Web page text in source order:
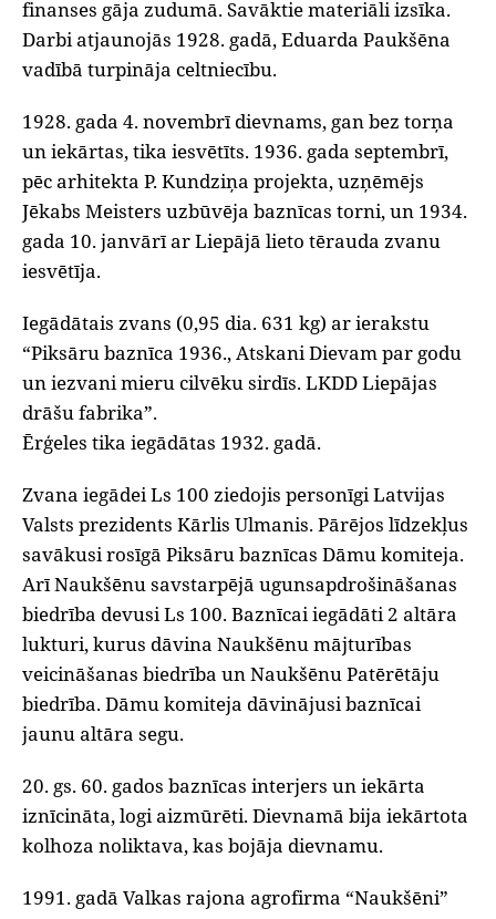
finanses gāja zudumā. Savāktie materiāli izsīka.
Darbi atjaunojās 1928. gadā, Eduarda Paukšēna
vadībā turpināja celtniecību.
1928. gada 4. novembrī dievnams, gan bez torņa
un iekārtas, tika iesvētīts. 1936. gada septembrī,
pēc arhitekta P. Kundziņa projekta, uzņēmējs
Jēkabs Meisters uzbūvēja baznīcas torni, un 1934.
gada 10. janvārī ar Liepājā lieto tērauda zvanu
iesvētīja.
Iegādātais zvans (0,95 dia. 631 kg) ar ierakstu
“Piksāru baznīca 1936., Atskani Dievam par godu
un iezvani mieru cilvēku sirdīs. LKDD Liepājas
drāšu fabrika”.
Ērģeles tika iegādātas 1932. gadā.
Zvana iegādei Ls 100 ziedojis personīgi Latvijas
Valsts prezidents Kārlis Ulmanis. Pārējos līdzekļus
savākusi rosīgā Piksāru baznīcas Dāmu komiteja.
Arī Naukšēnu savstarpējā ugunsapdrošināšanas
biedrība devusi Ls 100. Baznīcai iegādāti 2 altāra
lukturi, kurus dāvina Naukšēnu mājturības
veicināšanas biedrība un Naukšēnu Patērētāju
biedrība. Dāmu komiteja dāvinājusi baznīcai
jaunu altāra segu.
20. gs. 60. gados baznīcas interjers un iekārta
iznīcināta, logi aizmūrēti. Dievnamā bija iekārtota
kolhoza noliktava, kas bojāja dievnamu.
1991. gadā Valkas rajona agrofirma “Naukšēni”